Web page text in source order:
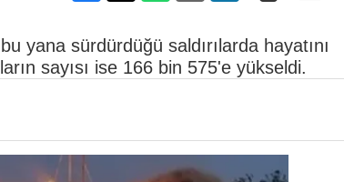
yana sürdürdüğü saldırılarda hayatını
sayısı ise 166 bin 575'e yükseldi.